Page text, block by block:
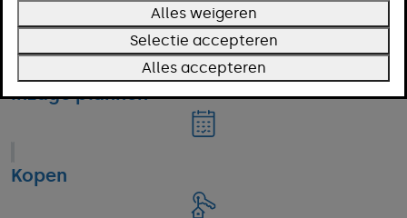
Huren en verhuren
Inzage plannen
Kopen
Alles weigeren
Selectie accepteren
Alles accepteren